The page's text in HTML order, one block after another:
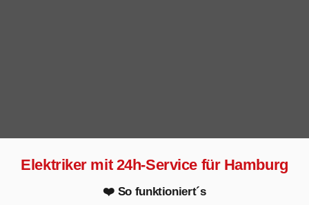
Elektriker mit 24h-Service für Hamburg
❤️ So funktioniert´s